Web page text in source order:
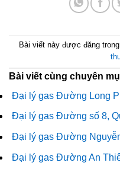
Bài viết này được đăng trong
Bài viết cùng chuyên
Đại lý gas Đường Long
Đại lý gas Đường số 8,
Đại lý gas Đường
Đại lý gas Đường An